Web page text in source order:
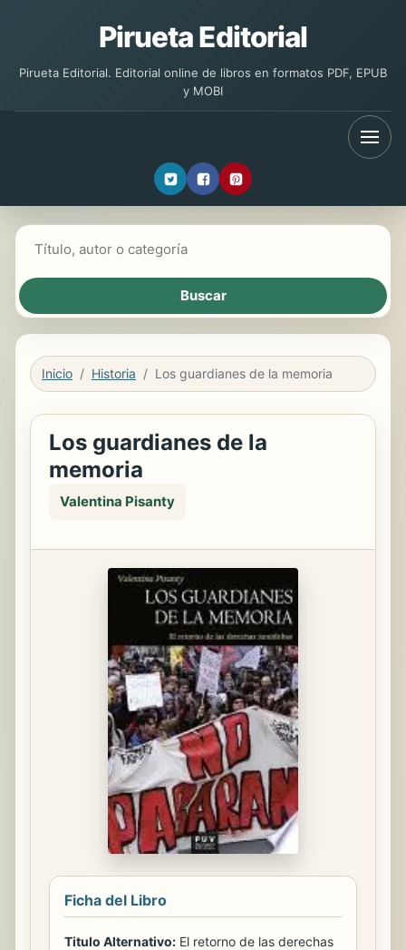
Pirueta Editorial
Pirueta Editorial. Editorial online de libros en formatos PDF, EPUB
y MOBI
Inicio Historia Los guardianes de la memoria
Los guardianes de la
memoria
Valentina Pisanty
Ficha del Libro
Titulo Alternativo: El retorno de las derechas